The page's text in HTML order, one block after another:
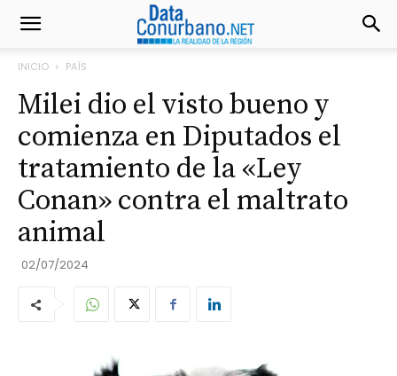
INICIO PAÍS
Milei dio el visto bueno y
comienza en Diputados el
tratamiento de la «Ley
Conan» contra el maltrato
animal
02/07/2024